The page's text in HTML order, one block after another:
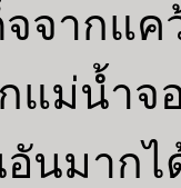
จจาก
แม่น้ำจ
อันมาก